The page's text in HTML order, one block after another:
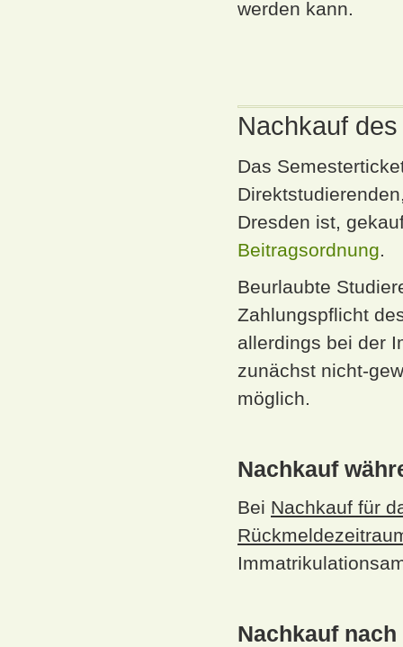
werden kann.
Nachkauf
Das
Dresden ist,
Beitragsordnung.
Beurlaubte
Zahlungspflicht
allerdings bei der
zunächst nicht-
möglich.
Nachkauf
Bei Nachkauf für
Nachkauf